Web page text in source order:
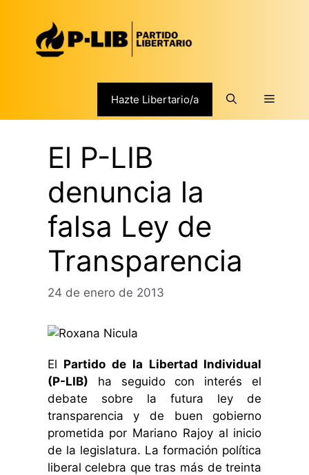
contenido
Hazte Libertario/a Menú
El P-LIB
denuncia la
falsa Ley de
Transparencia
24 de enero de 2013
El Partido de la Libertad Individual
(P-LIB) ha seguido con interés el
debate sobre la futura ley de
transparencia y de buen gobierno
prometida por Mariano Rajoy al inicio
de la legislatura. La formación política
liberal celebra que tras más de treinta